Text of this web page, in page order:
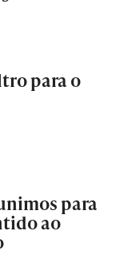
para o
para
ao